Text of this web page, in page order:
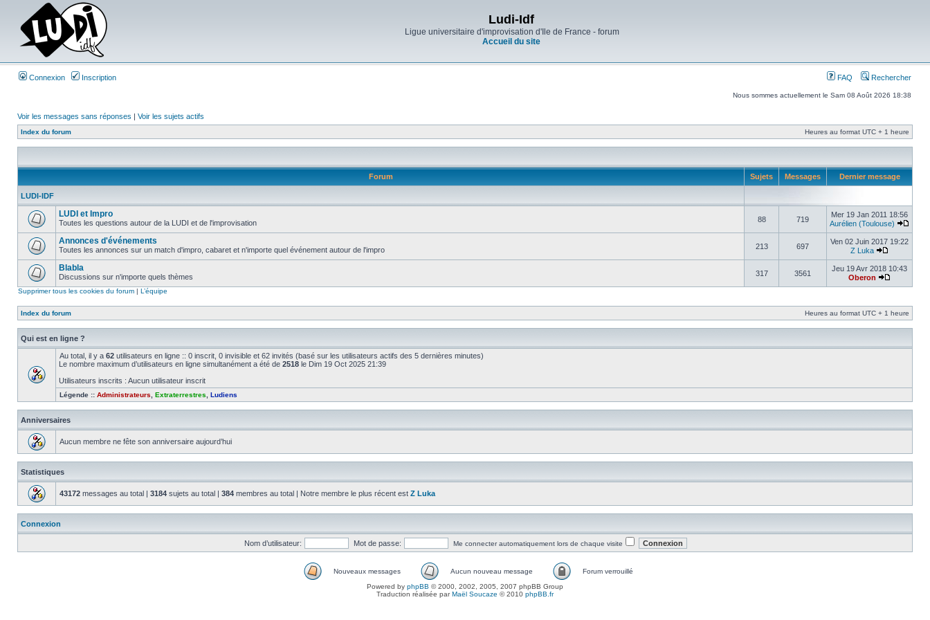
Ludi-Idf
Ligue universitaire d'improvisation d'Ile de France - forum
Accueil du site
Connexion Inscription FAQ Rechercher
Nous sommes actuellement le Sam 08 Août 2026 18:38
Voir les messages sans réponses | Voir les sujets actifs
Index du forum Heures au format UTC + 1 heure
Forum Sujets Messages Dernier message
LUDI-IDF
LUDI et Impro
Toutes les questions autour de la LUDI et de l'improvisation 88 719
Mer 19 Jan 2011 18:56
Aurélien (Toulouse)
Annonces d'événements
Toutes les annonces sur un match d'impro, cabaret et n'importe quel événement autour de l'impro 213 697
Ven 02 Juin 2017 19:22
Z Luka
Blabla
Discussions sur n'importe quels thèmes 317 3561
Jeu 19 Avr 2018 10:43
Oberon
Supprimer tous les cookies du forum | L’équipe
Index du forum Heures au format UTC + 1 heure
Qui est en ligne ?
Au total, il y a 62 utilisateurs en ligne :: 0 inscrit, 0 invisible et 62 invités (basé sur les utilisateurs actifs des 5 dernières minutes)
Le nombre maximum d’utilisateurs en ligne simultanément a été de 2518 le Dim 19 Oct 2025 21:39
Utilisateurs inscrits : Aucun utilisateur inscrit
Légende :: Administrateurs Extraterrestres Ludiens
Anniversaires
Aucun membre ne fête son anniversaire aujourd’hui
Statistiques
43172 messages au total | 3184 sujets au total | 384 membres au total | Notre membre le plus récent est Z Luka
Connexion
Nom d’utilisateur: Mot de passe: Me connecter automatiquement lors de chaque visite
Nouveaux messages Aucun nouveau message
Forum verrouillé
Powered by phpBB © 2000, 2002, 2005, 2007 phpBB Group
Traduction réalisée parMaël Soucaze © 2010 phpBB.fr